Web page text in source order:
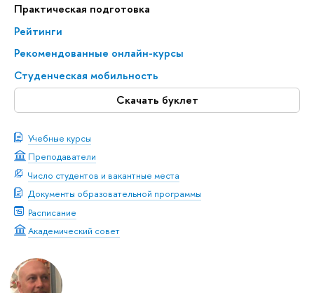
Практическая подготовка
Рейтинги
Рекомендованные онлайн-курсы
Студенческая мобильность
Скачать буклет
Учебные курсы
Преподаватели
Число студентов и вакантные места
Документы образовательной программы
Расписание
Академический совет